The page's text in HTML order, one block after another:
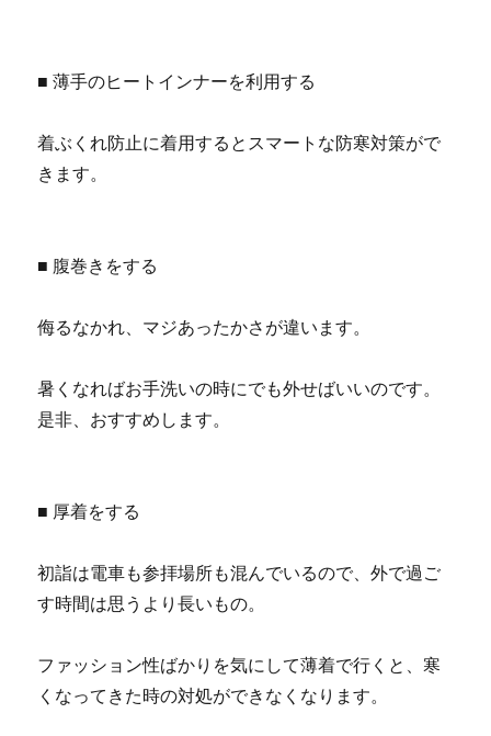
■ 薄手のヒートインナーを利用する
着ぶくれ防止に着用するとスマートな防寒対策がで
きます。
■ 腹巻きをする
侮るなかれ、マジあったかさが違います。
暑くなればお手洗いの時にでも外せばいいのです。
是非、おすすめします。
■ 厚着をする
初詣は電車も参拝場所も混んでいるので、外で過ご
す時間は思うより長いもの。
ファッション性ばかりを気にして薄着で行くと、寒
くなってきた時の対処ができなくなります。